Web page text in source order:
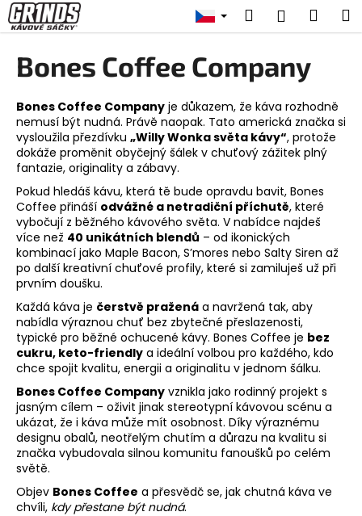
Přejít
na
obsah
Hledat
Bones Coffee Company
Bones Coffee Company je důkazem, že káva rozhodně
nemusí být nudná. Právě naopak. Tato americká značka si
vysloužila přezdívku „Willy Wonka světa kávy“, protože
dokáže proměnit obyčejný šálek v chuťový zážitek plný
fantazie, originality a zábavy.
Pokud hledáš kávu, která tě bude opravdu bavit, Bones
Coffee přináší odvážné a netradiční příchutě, které
vybočují z běžného kávového světa. V nabídce najdeš
více než 40 unikátních blendů – od ikonických
kombinací jako Maple Bacon, S’mores nebo Salty Siren až
po další kreativní chuťové profily, které si zamiluješ už při
prvním doušku.
Každá káva je čerstvě pražená a navržená tak, aby
nabídla výraznou chuť bez zbytečné přeslazenosti,
typické pro běžné ochucené kávy. Bones Coffee je bez
cukru, keto-friendly a ideální volbou pro každého, kdo
chce spojit kvalitu, energii a originalitu v jednom šálku.
Bones Coffee Company vznikla jako rodinný projekt s
jasným cílem – oživit jinak stereotypní kávovou scénu a
ukázat, že i káva může mít osobnost. Díky výraznému
designu obalů, neotřelým chutím a důrazu na kvalitu si
značka vybudovala silnou komunitu fanoušků po celém
světě.
Objev Bones Coffee a přesvědč se, jak chutná káva ve
chvíli, kdy přestane být nudná.
K
o
o
p
o
t
ř
e
b
u
j
e
t
e
n
a
j
í
t
?